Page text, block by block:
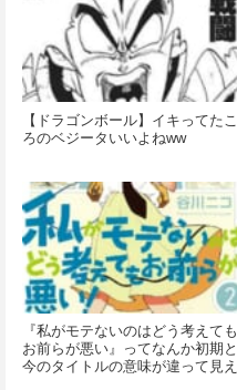
【ドラゴンボール】イキってたこ
ろのベジータいいよねww
『私がモテないのはどう考えても
お前らが悪い』ってなんか初期と
今のタイトルの意味が違って見え